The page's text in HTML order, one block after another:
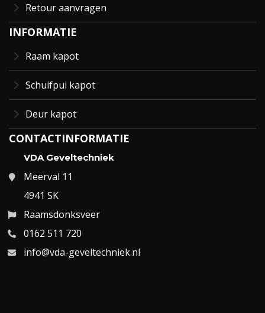
Retour aanvragen
INFORMATIE
Raam kapot
Schuifpui kapot
Deur kapot
CONTACTINFORMATIE
VDA Geveltechniek
Meerval 11
4941 SK
Raamsdonksveer
0162 511 720
info@vda-geveltechniek.nl